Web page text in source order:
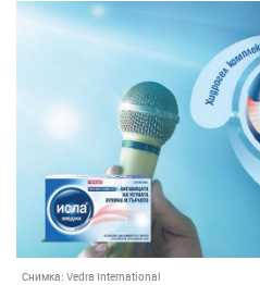
Снимка: Vedra International